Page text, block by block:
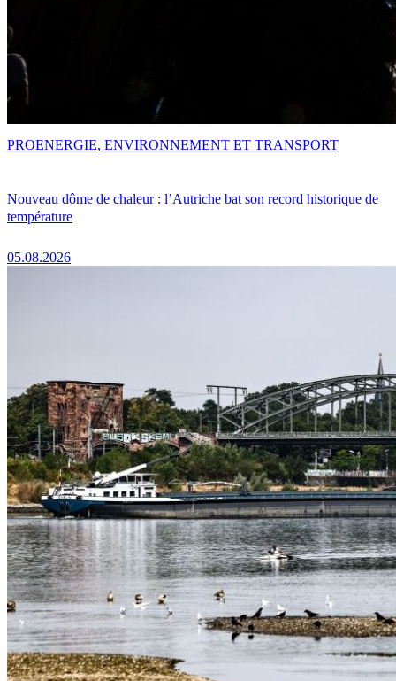
Nouveau dôme de chaleur : l’Autriche bat son record historique de
température
05.08.2026
PROENERGIE, ENVIRONNEMENT ET TRANSPORT